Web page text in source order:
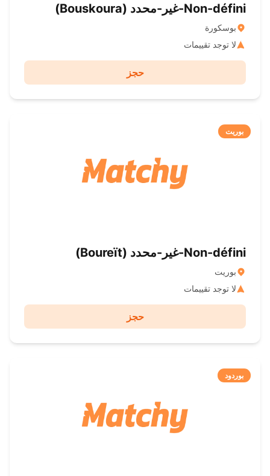
Non-défini-غير-محدد ( Bouskoura)
بوسكورة
لا توجد تقييمات
حجز
بوريت
Non-défini-غير-محدد ( Boureït)
بوريت
لا توجد تقييمات
حجز
بوردود